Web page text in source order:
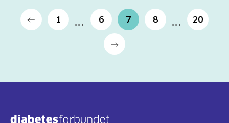
1 6 7 8 20